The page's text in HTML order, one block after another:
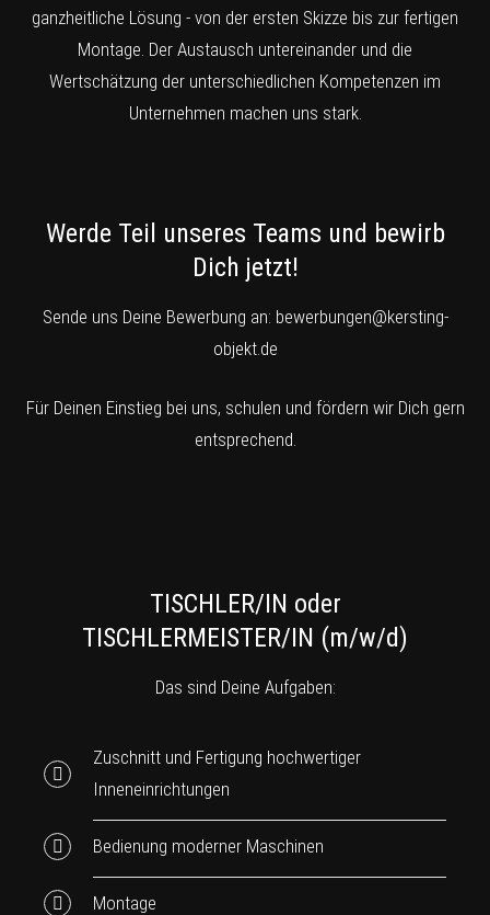
ganzheitliche Lösung - von der ersten Skizze bis zur fertigen
Montage. Der Austausch untereinander und die
Wertschätzung der unterschiedlichen Kompetenzen im
Unternehmen machen uns stark.
Werde Teil unseres Teams und bewirb
Dich jetzt!
Sende uns Deine Bewerbung an: bewerbungen@kersting-
objekt.de
Für Deinen Einstieg bei uns, schulen und fördern wir Dich gern
entsprechend.
TISCHLER/IN oder
TISCHLERMEISTER/IN (m/w/d)
Das sind Deine Aufgaben:
Zuschnitt und Fertigung hochwertiger
Inneneinrichtungen
Bedienung moderner Maschinen
Montage